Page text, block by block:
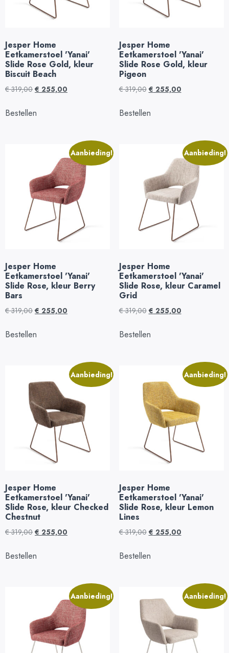
Jesper Home
Eetkamerstoel 'Yanai'
Slide Rose Gold, kleur
Biscuit Beach
€319,00 € 255,00
Bestellen
Jesper Home
Eetkamerstoel 'Yanai'
Slide Rose Gold, kleur
Pigeon
€319,00 € 255,00
Bestellen
Aanbieding!
Jesper Home
Eetkamerstoel 'Yanai'
Slide Rose, kleur Berry
Bars
€319,00 € 255,00
Bestellen
Aanbieding!
Jesper Home
Eetkamerstoel 'Yanai'
Slide Rose, kleur Caramel
Grid
€319,00 € 255,00
Bestellen
Aanbieding!
Jesper Home
Eetkamerstoel 'Yanai'
Slide Rose, kleur Checked
Chestnut
€319,00 € 255,00
Bestellen
Aanbieding!
Jesper Home
Eetkamerstoel 'Yanai'
Slide Rose, kleur Lemon
Lines
€319,00 € 255,00
Bestellen
Aanbieding! Aanbieding!